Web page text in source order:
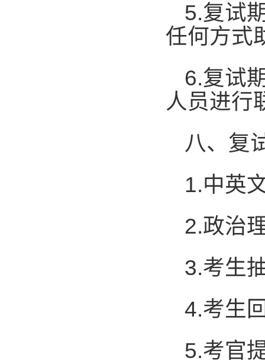
5.复试
任何方式
6.复试
人员进行
八、复
1.中英
2.政治
3.考生
4.考生
5.考官